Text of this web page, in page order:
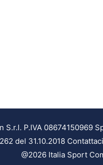
S.r.l. P.IVA
del 31.10.2018
@2026 Italia Sport